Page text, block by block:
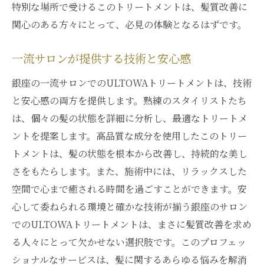
特別な場所で受けるこのトリートメントは、髪質改善に
関心のある方々にとって、必見の体験となるはずです。
一流サロンが提供する技術と安心感
銀座の一流サロンでのULTOWAトリートメントは、技術
と安心感の両方を提供します。熟練のスタイリストたち
は、個々の髪の状態を詳細に分析し、最適なトリートメ
ントを提案します。高品質な成分を使用したこのトリー
トメントは、髪の状態を根本から改善し、持続的な美し
さをもたらします。また、施術中には、リラックスした
空間で心まで癒される時間を過ごすことができます。安
心して委ねられる環境と確かな技術が揃う銀座のサロン
でのULTOWAトリートメントは、まさに髪質改善を求め
る人々にとって欠かせない選択肢です。このプロフェッ
ショナルなサービスは、髪に関するあらゆる悩みを解消